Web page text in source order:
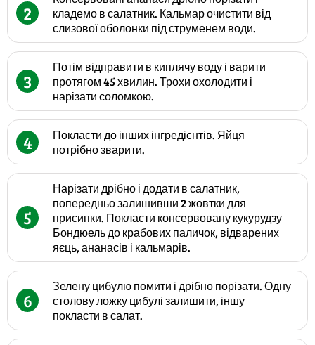
2
кладемо в салатник. Кальмар очистити від
слизової оболонки під струменем води.
3
Потім відправити в киплячу воду і варити
протягом 45 хвилин. Трохи охолодити і
нарізати соломкою.
4
Покласти до інших інгредієнтів. Яйця
потрібно зварити.
5
Нарізати дрібно і додати в салатник,
попередньо залишивши 2 жовтки для
присипки. Покласти консервовану кукурудзу
Бондюель до крабових паличок, відварених
яєць, ананасів і кальмарів.
6
Зелену цибулю помити і дрібно порізати. Одну
столову ложку цибулі залишити, іншу
покласти в салат.